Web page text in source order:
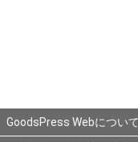
GoodsPress Webについて